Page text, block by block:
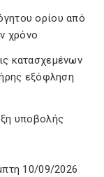
ορίου από
χρόνο
κατασχεμένων
εξόφληση
υποβολής
10/09/2026